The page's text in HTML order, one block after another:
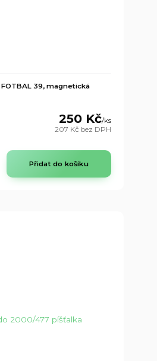
39, magnetická
250 Kč/ks
207 Kč bez DPH
Přidat do košíku